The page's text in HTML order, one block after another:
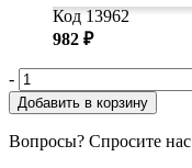
Код 13962
982 ₽
-
Добавить в корзину
Вопросы? Спросите нас